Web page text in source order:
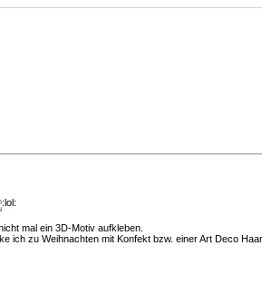
mal ein 3D-Motiv aufkleben.
ich zu Weihnachten mit Konfekt bzw. einer Art Deco